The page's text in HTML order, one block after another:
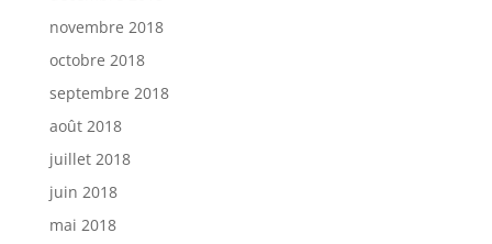
novembre 2018
octobre 2018
septembre 2018
août 2018
juillet 2018
juin 2018
mai 2018